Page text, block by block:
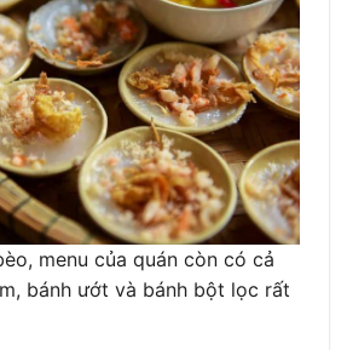
menu của quán còn có cả
bánh ướt và bánh bột lọc rất